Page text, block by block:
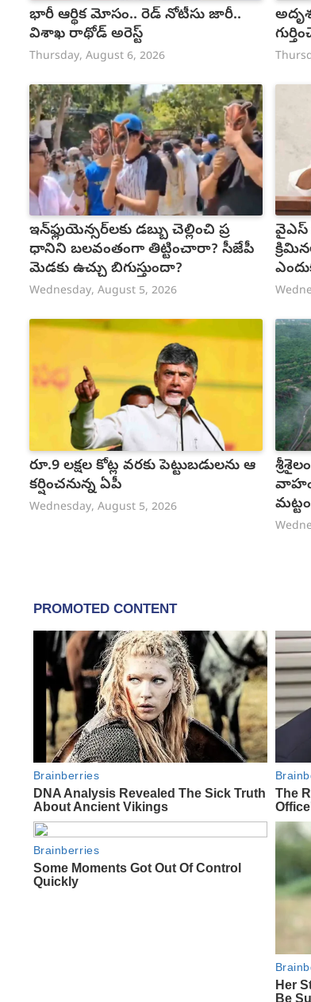
భారీ ఆర్థిక మోసం.. రెడ్ నోటీసు జారీ..
విశాఖ రాథోడ్‌‌ అరెస్ట్
Thursday, August 6, 2026
ఇన్‌ఫ్లుయెన్సర్‌లకు డబ్బు చెల్లించి ప్ర
ధానిని బలవంతంగా తిట్టించారా? సీజేపీ
మెడకు ఉచ్చు బిగుస్తుందా?
Wednesday, August 5, 2026
వైఎస్
రూ.9 లక్షల కోట్ల వరకు పెట్టుబడులను ఆ
కర్షించనున్న ఏపీ
Wednesday, August 5, 2026
వాహం
మట్టం